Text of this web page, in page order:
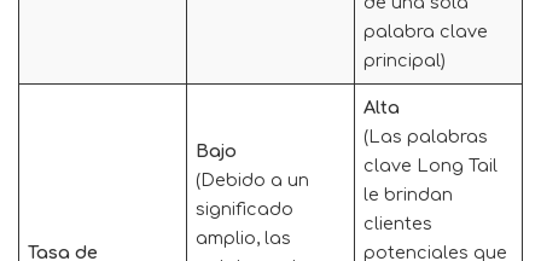
palabra clave
principal)
Tasa de
Bajo
(Debido a un
significado
amplio, las
Alta
(Las palabras
clave Long Tail
le brindan
clientes
potenciales que